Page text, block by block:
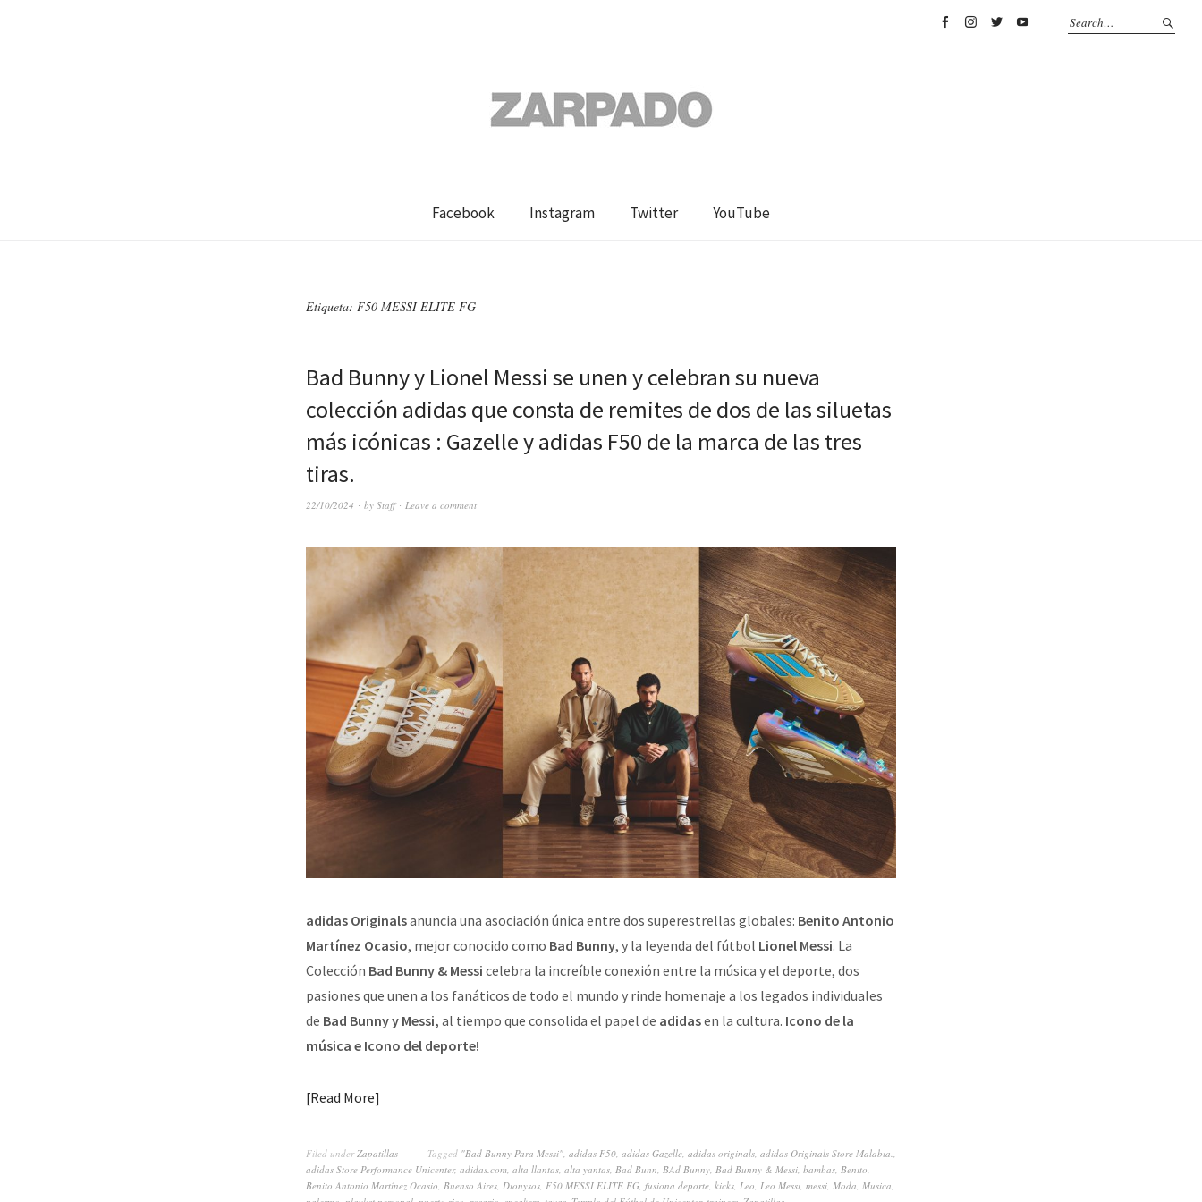
Facebook Instagram Twitter YouTube
Etiqueta: F50 MESSI ELITE FG
Bad Bunny y Lionel Messi se unen y celebran su nueva
colección adidas que consta de remites de dos de las siluetas
más icónicas : Gazelle y adidas F50 de la marca de las tres
tiras.
22/10/2024 by Staff Leave a comment
adidas Originalsanuncia una asociación única entre dos superestrellas globales: Benito Antonio
Martínez Ocasio, mejor conocido como Bad Bunny, y la leyenda del fútbol Lionel Messi. La
Colección Bad Bunny & Messi celebra la increíble conexión entre la música y el deporte, dos
pasiones que unen a los fanáticos de todo el mundo y rinde homenaje a los legados individuales
de Bad Bunny y Messi, al tiempo que consolida el papel de adidasen la cultura. Icono de la
música e Icono del deporte!
Read More
Filed underZapatillas Tagged "Bad Bunny Para Messi", adidas F50, adidas Gazelle, adidas originals, adidas Originals Store Malabia.,
adidas Store Performance Unicenter, adidas.com, alta llantas, alta yantas, Bad Bunn, BAd Bunny, Bad Bunny & Messi, bambas, Benito,
Benito Antonio Martínez Ocasio, Buenso Aires, Dionysos, F50 MESSI ELITE FG, fusiona deporte, kicks, Leo, Leo Messi, messi, Moda, Musica,